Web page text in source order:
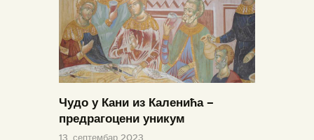
Чудо у Кани из Каленића –
предрагоцени уникум